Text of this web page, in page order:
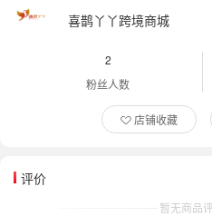
喜鹊丫丫跨境商城
2
粉丝人数
店铺收藏
评价
暂无商品